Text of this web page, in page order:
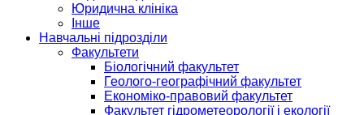
Юридична клініка
Інше
Навчальні підрозділи
Факультети
Біологічний факультет
Геолого-географічний факультет
Економіко-правовий факультет
Факультет гідрометеорології і екології